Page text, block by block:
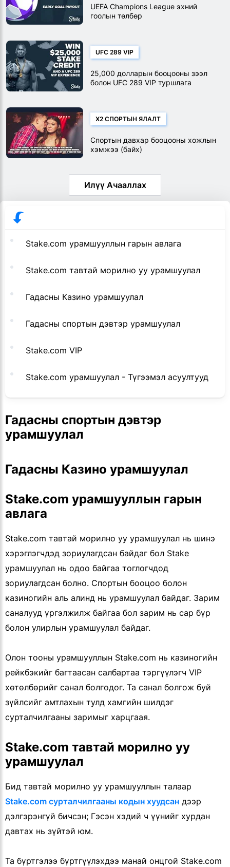
UEFA Champions League эхний
гоолын төлбөр
UFC 289 VIP
25,000 долларын бооцооны зээл
болон UFC 289 VIP туршлага
X2 СПОРТЫН ЯЛАЛТ
Спортын давхар бооцооны хожлын
хэмжээ (байх)
Илүү Ачааллах
Stake.com урамшууллын гарын авлага
Stake.com тавтай морилно уу урамшуулал
Гадасны Казино урамшуулал
Гадасны спортын дэвтэр урамшуулал
Stake.com VIP
Stake.com урамшуулал - Түгээмэл асуултууд
Гадасны спортын дэвтэр
урамшуулал
Гадасны Казино урамшуулал
Stake.com урамшууллын гарын
авлага
Stake.com тавтай морилно уу урамшуулал нь шинэ
хэрэглэгчдэд зориулагдсан байдаг бол Stake
урамшуулал нь одоо байгаа тоглогчдод
зориулагдсан болно. Спортын бооцоо болон
казиногийн аль алинд нь урамшуулал байдаг. Зарим
саналууд үргэлжилж байгаа бол зарим нь сар бүр
болон улирлын урамшуулал байдаг.
Олон тооны урамшууллын Stake.com нь казиногийн
рейкбэкийг багтаасан салбартаа тэргүүлэгч VIP
хөтөлбөрийг санал болгодог. Та санал болгож буй
зүйлсийг амтлахын тулд хамгийн шилдэг
сурталчилгааны заримыг харцгаая.
Stake.com тавтай морилно уу
урамшуулал
Бид тавтай морилно уу урамшууллын талаар
Stake.com сурталчилгааны кодын хуудсан дээр
дэлгэрэнгүй бичсэн; Гэсэн хэдий ч үүнийг хурдан
давтах нь зүйтэй юм.
Та бүртгэлээ бүртгүүлэхдээ манай онцгой Stake.com